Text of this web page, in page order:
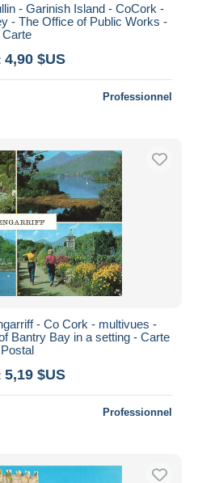
- Garinish Island - CoCork -
- The Office of Public Works -
Carte
4,90 $US
Professionnel
- Co Cork - multivues -
Bantry Bay in a setting - Carte
Postal
5,19 $US
Professionnel